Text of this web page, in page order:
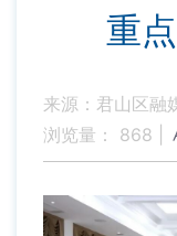
重
来源：君山区融
浏览量： 868